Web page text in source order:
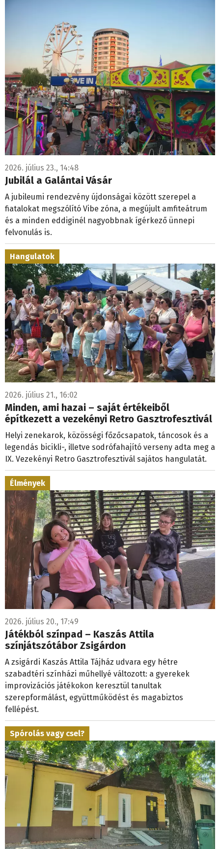
2026. július 23., 14:48
Jubilál a Galántai Vásár
A jubileumi rendezvény újdonságai között szerepel a
fiatalokat megszólító Vibe zóna, a megújult amfiteátrum
és a minden eddiginél nagyobbnak ígérkező ünnepi
felvonulás is.
Hangulatok
2026. július 21., 16:02
Minden, ami hazai – saját értékeiből
építkezett a vezekényi Retro Gasztrofesztivál
Helyi zenekarok, közösségi főzőcsapatok, táncosok és a
legendás bicikli-, illetve sodrófahajító verseny adta meg a
IX. Vezekényi Retro Gasztrofesztivál sajátos hangulatát.
Élmények
2026. július 20., 17:49
Játékból színpad – Kaszás Attila
színjátszótábor Zsigárdon
A zsigárdi Kaszás Attila Tájház udvara egy hétre
szabadtéri színházi műhellyé változott: a gyerekek
improvizációs játékokon keresztül tanultak
szerepformálást, együttműködést és magabiztos
fellépést.
Spórolás vagy csel?